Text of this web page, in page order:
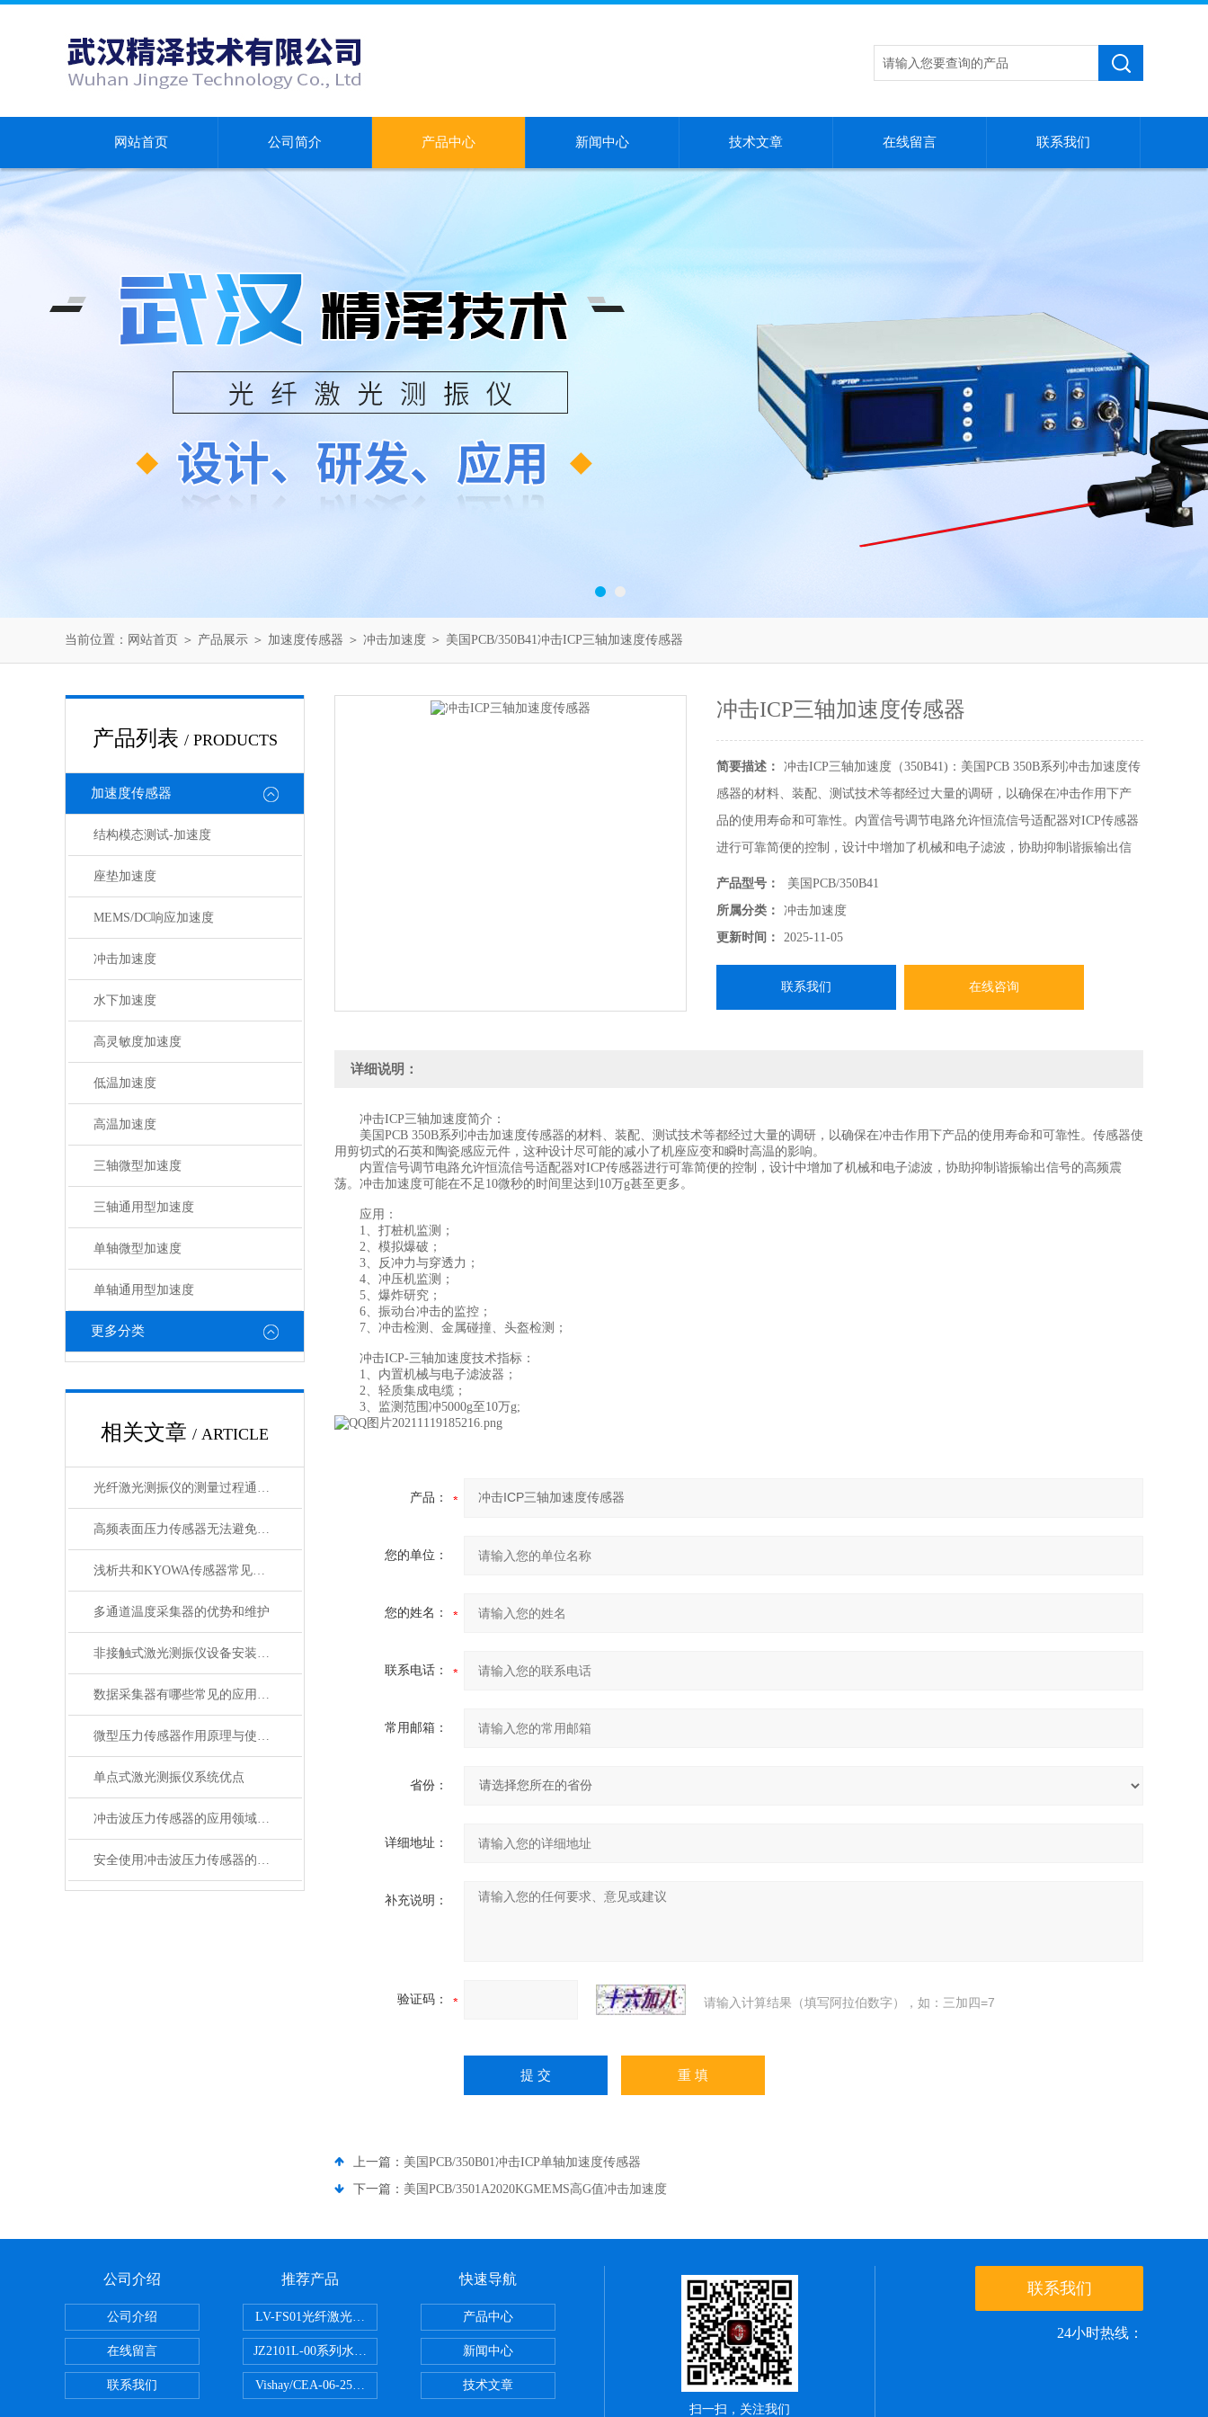
网站首页 公司简介 产品中心 新闻中心 技术文章 在线留言 联系我们
当前位置： 网站首页 ＞ 产品展示 ＞ 加速度传感器 ＞ 冲击加速度 ＞ 美国PCB/350B41冲击ICP三轴加速度传感器
产品列表 / PRODUCTS
加速度传感器
结构模态测试-加速度
座垫加速度
MEMS/DC响应加速度
冲击加速度
水下加速度
高灵敏度加速度
低温加速度
高温加速度
三轴微型加速度
三轴通用型加速度
单轴微型加速度
单轴通用型加速度
更多分类
相关文章 / ARTICLE
光纤激光测振仪的测量过程通常包括以下步骤
高频表面压力传感器无法避免的四个误差分别是什么？
浅析共和KYOWA传感器常见故障出现的原因
多通道温度采集器的优势和维护
非接触式激光测振仪设备安装简单快捷
数据采集器有哪些常见的应用场景
微型压力传感器作用原理与使用注意事项
单点式激光测振仪系统优点
冲击波压力传感器的应用领域非常广泛
安全使用冲击波压力传感器的要求
冲击ICP三轴加速度传感器
简要描述：
冲击ICP三轴加速度（350B41)：美国PCB 350B系列冲击加速度传
感器的材料、装配、测试技术等都经过大量的调研，以确保在冲击作用下产
品的使用寿命和可靠性。内置信号调节电路允许恒流信号适配器对ICP传感器
进行可靠简便的控制，设计中增加了机械和电子滤波，协助抑制谐振输出信
号的高频震荡。冲击加速度可能在不足10微秒的时间里达到10万g甚至更多。
产品型号：
美国PCB/350B41
所属分类：
冲击加速度
更新时间：
2025-11-05
联系我们 在线咨询
详细说明：
冲击ICP三轴加速度简介：
美国PCB 350B系列冲击加速度传感器的材料、装配、测试技术等都经过大量的调研，以确保在冲击作用下产品的使用寿命和可靠性。传感器使
用剪切式的石英和陶瓷感应元件，这种设计尽可能的减小了机座应变和瞬时高温的影响。
内置信号调节电路允许恒流信号适配器对ICP传感器进行可靠简便的控制，设计中增加了机械和电子滤波，协助抑制谐振输出信号的高频震
荡。冲击加速度可能在不足10微秒的时间里达到10万g甚至更多。
应用：
1、打桩机监测；
2、模拟爆破；
3、反冲力与穿透力；
4、冲压机监测；
5、爆炸研究；
6、振动台冲击的监控；
7、冲击检测、金属碰撞、头盔检测；
冲击ICP-三轴加速度技术指标：
1、内置机械与电子滤波器；
2、轻质集成电缆；
3、监测范围冲5000g至10万g;
产品：
您的单位：
您的姓名：
联系电话：
常用邮箱：
省份：
详细地址：
补充说明：
验证码： 请输入计算结果（填写阿拉伯数字），如：三加四=7
上一篇： 美国PCB/350B01冲击ICP单轴加速度传感器
下一篇： 美国PCB/3501A2020KGMEMS高G值冲击加速度
公司介绍
公司介绍
在线留言
联系我们
推荐产品
LV-FS01光纤激光测振仪
JZ2101L-00系列水下自由场-爆炸压力传感器
Vishay/CEA-06-250US-350美国威世Vishay-剪切/扭矩型应变片
快速导航
产品中心
新闻中心
技术文章
扫一扫，关注我们
联系我们
24小时热线：